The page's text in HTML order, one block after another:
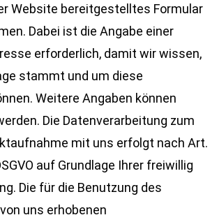
Website bereitgestelltes Formular
Dabei ist die Angabe einer
erforderlich, damit wir wissen,
stammt und um diese
Weitere Angaben können
Die Datenverarbeitung zum
mit uns erfolgt nach Art.
auf Grundlage Ihrer freiwillig
Die für die Benutzung des
uns erhobenen